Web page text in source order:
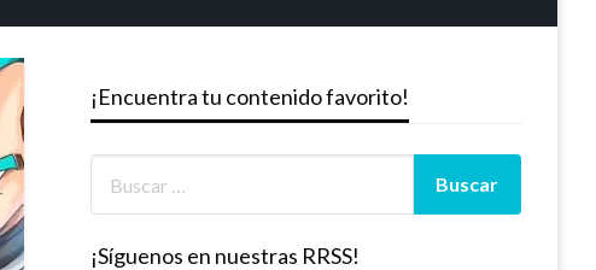
¡Encuentra tu contenido favorito!
¡Síguenos en nuestras RRSS!